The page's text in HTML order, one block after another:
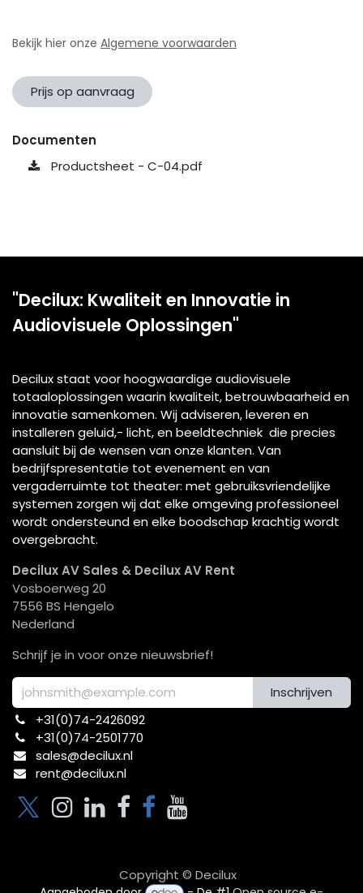
Bekijk hier onze Algemene voorwaarden
Prijs op aanvraag
Documenten
Productsheet - C-04.pdf
"Decilux: Kwaliteit en Innovatie in
Audiovisuele Oplossingen"
Decilux staat voor hoogwaardige audiovisuele
totaaloplossingen waarin kwaliteit, betrouwbaarheid en
innovatie samenkomen. Wij adviseren, leveren en
installeren geluid,- licht, en beeldtechniek die precies
aansluit bij de wensen van onze klanten. Van
bedrijfspresentatie tot evenement en van
vergaderruimte tot theater: met gebruiksvriendelijke
systemen zorgen wij dat elke omgeving professioneel
wordt ondersteund en elke boodschap krachtig wordt
overgebracht.
Decilux AV Sales & Decilux AV Rent
Vosboerweg 20
7556 BS Hengelo
Nederland
Schrijf je in voor onze nieuwsbrief!
Inschrijven
+31(0)74-2426092​
+31(0)74-2501770
sales@decilux.nl
rent@decilux.nl
Copyright © Decilux